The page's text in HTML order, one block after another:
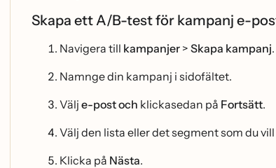
Skapa ett A/B-test för kampanj e-
Navigera till kampanjer > Skapa kampanj.
Namnge din kampanj i sidofältet.
Välj e-post och klickasedan på Fortsätt.
Välj den lista eller det segment som du
Klicka på Nästa.